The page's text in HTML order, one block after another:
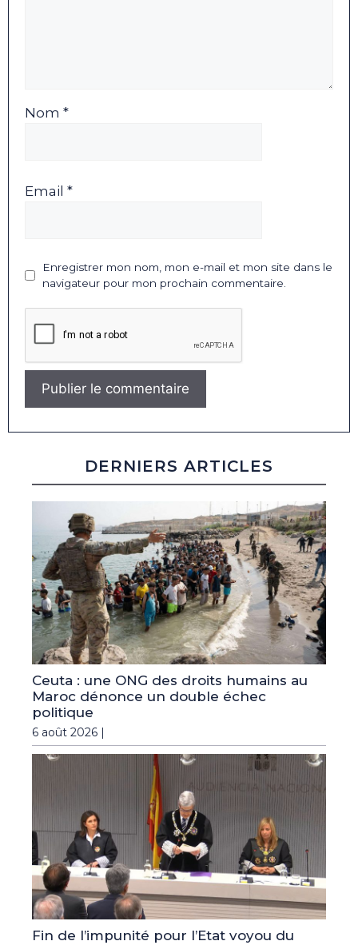
Nom *
Email *
Enregistrer mon nom, mon e-mail et mon site dans le
navigateur pour mon prochain commentaire.
DERNIERS ARTICLES
Ceuta : une ONG des droits humains au
Maroc dénonce un double échec
politique
6 août 2026 |
Fin de l’impunité pour l’Etat voyou du